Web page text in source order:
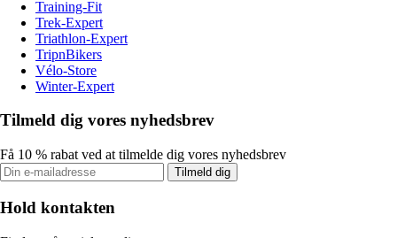
Training-Fit
Trek-Expert
Triathlon-Expert
TripnBikers
Vélo-Store
Winter-Expert
Tilmeld dig vores nyhedsbrev
Få 10 % rabat ved at tilmelde dig vores nyhedsbrev
Tilmeld dig
Hold kontakten